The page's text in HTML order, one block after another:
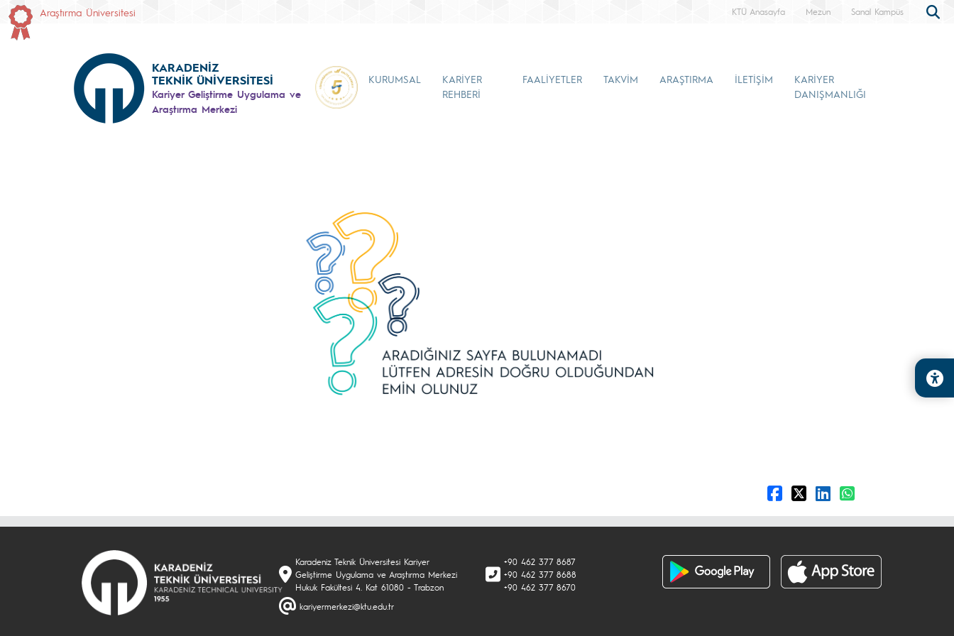
Araştırma Üniversitesi KTÜ Anasayfa Mezun Sanal Kampüs
KARADENİZ
TEKNİK ÜNİVERSİTESİ
Kariyer Geliştirme Uygulama ve
Araştırma Merkezi
KURUMSAL
KARİYER
REHBERİ
FAALİYETLER TAKVİM ARAŞTIRMA İLETİŞİM
KARİYER
DANIŞMANLIĞI
Karadeniz Teknik Üniversitesi Kariyer
Geliştirme Uygulama ve Araştırma Merkezi
Hukuk Fakültesi 4. Kat 61080 - Trabzon
kariyermerkezi@ktu.edu.tr
+90 462 377 8687
+90 462 377 8688
+90 462 377 8670